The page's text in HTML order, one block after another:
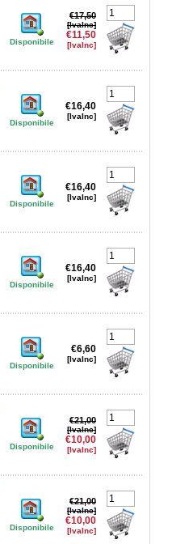
Disponibile
€17,50
[IvaInc]
€11,50
[IvaInc]
Disponibile
€16,40
[IvaInc]
Disponibile
€16,40
[IvaInc]
Disponibile
€16,40
[IvaInc]
Disponibile
€6,60
[IvaInc]
Disponibile
€21,00
[IvaInc]
€10,00
[IvaInc]
Disponibile
€21,00
[IvaInc]
€10,00
[IvaInc]